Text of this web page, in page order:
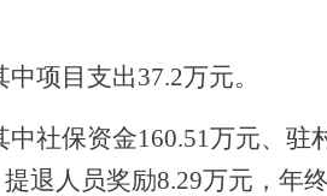
中项目支出37.2万元。
中社保资金160.51万元、驻
退人员奖励8.29万元，年